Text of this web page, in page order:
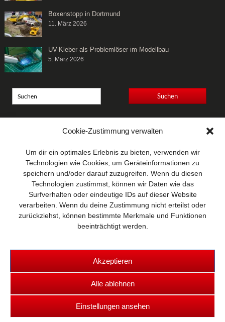
Cookie-Zustimmung verwalten
Um dir ein optimales Erlebnis zu bieten, verwenden wir
Technologien wie Cookies, um Geräteinformationen zu
speichern und/oder darauf zuzugreifen. Wenn du diesen
Technologien zustimmst, können wir Daten wie das
Surfverhalten oder eindeutige IDs auf dieser Website
verarbeiten. Wenn du deine Zustimmung nicht erteilst oder
zurückziehst, können bestimmte Merkmale und Funktionen
beeinträchtigt werden.
Akzeptieren
Alle ablehnen
Einstellungen ansehen
Boxenstopp in Dortmund
11. März 2026
UV-Kleber als Problemlöser im Modellbau
5. März 2026
Mediengesellschaft bR
Mundsburger Damm 6
22087 Hamburg
Kontakt
Telefon: 0 40 / 42 91 77-0
E-Mail:post@wm-medien.de
Web:www.wm-medien.de
Copyright © 2026 TRUCKS & Details